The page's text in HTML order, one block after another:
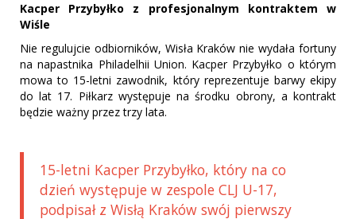
Kacper Przybyłko z profesjonalnym kontraktem w
Wiśle
Nie regulujcie odbiorników, Wisła Kraków nie wydała fortuny
na napastnika Philadelhii Union. Kacper Przybyłko o którym
mowa to 15-letni zawodnik, który reprezentuje barwy ekipy
do lat 17. Piłkarz występuje na środku obrony, a kontrakt
będzie ważny przez trzy lata.
15-letni Kacper Przybyłko, który na co
dzień występuje w zespole CLJ U-17,
podpisał z Wisłą Kraków swój pierwszy